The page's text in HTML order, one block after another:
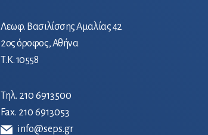
Λεωφ. Βασιλίσσης Αμαλίας 42
2ος όροφος, Αθήνα
Τ.Κ. 10558
Τηλ. 210 6913500
Fax. 210 6913053
info@seps.gr